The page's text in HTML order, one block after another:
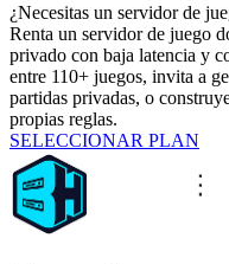
¿Necesitas un servidor de
Renta un servidor de juego
privado con baja latencia y
entre 110+ juegos, invita a
partidas privadas, o
propias reglas.
SELECCIONAR PLAN